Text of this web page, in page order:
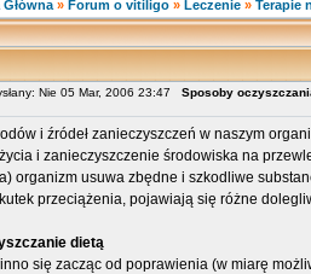
» Forum o vitiligo » Leczenie » Terapie
Nie 05 Mar, 2006 23:47 Sposoby
i źródeł zanieczyszczeń w naszym
i zanieczyszczenie środowiska na
organizm usuwa zbędne i szkodliwe
przeciążenia, pojawiają się różne
dietą
się zacząc od poprawienia (w miarę